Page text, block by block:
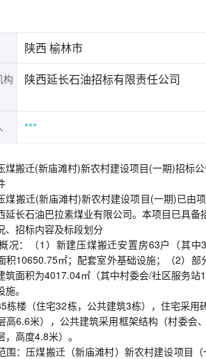
陕西 榆林市
构 陕西延长石油招标有限责任公司
***
煤搬迁(新庙滩村)新农村建设项目(一期)招标
煤搬迁(新庙滩村)新农村建设项目(一期)已由
延长石油巴拉素煤业有限公司。本项目已具备
、招标内容及标段划分
概况：（1）新建压煤搬迁安置房63户（其
积10650.75㎡；配套室外基础设施；（2）
筑面积为4017.04㎡（其中村委会/社区服务
。
栋楼（住宅32栋，公共建筑3栋），住宅采
高6.6米），公共建筑采用框架结构（村委会
高度4.8米）。
围：压煤搬迁（新庙滩村）新农村建设项目